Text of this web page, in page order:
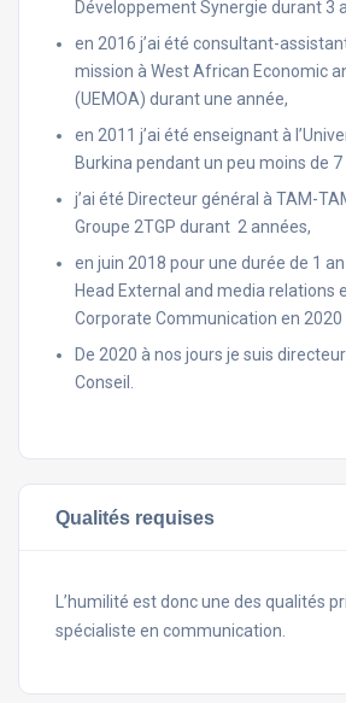
Développement Synergie durant 3
en 2016 j’ai été consultant-
mission à West African Economic
(UEMOA) durant une année,
en 2011 j’ai été enseignant à
Burkina pendant un peu moins de 7
j’ai été Directeur général à TAM-
Groupe 2TGP durant 2 années,
en juin 2018 pour une durée de 1
Head External and media relations
Corporate Communication en 2020
De 2020 à nos jours je suis
Conseil.
Qualités requises
L’humilité est donc une des qualités
spécialiste en communication.